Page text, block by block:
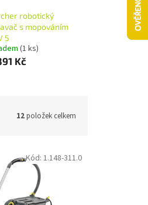
robotický
s mopováním
5
(1 ks)
Kč
12položek celkem
Kód: 1.148-311.0